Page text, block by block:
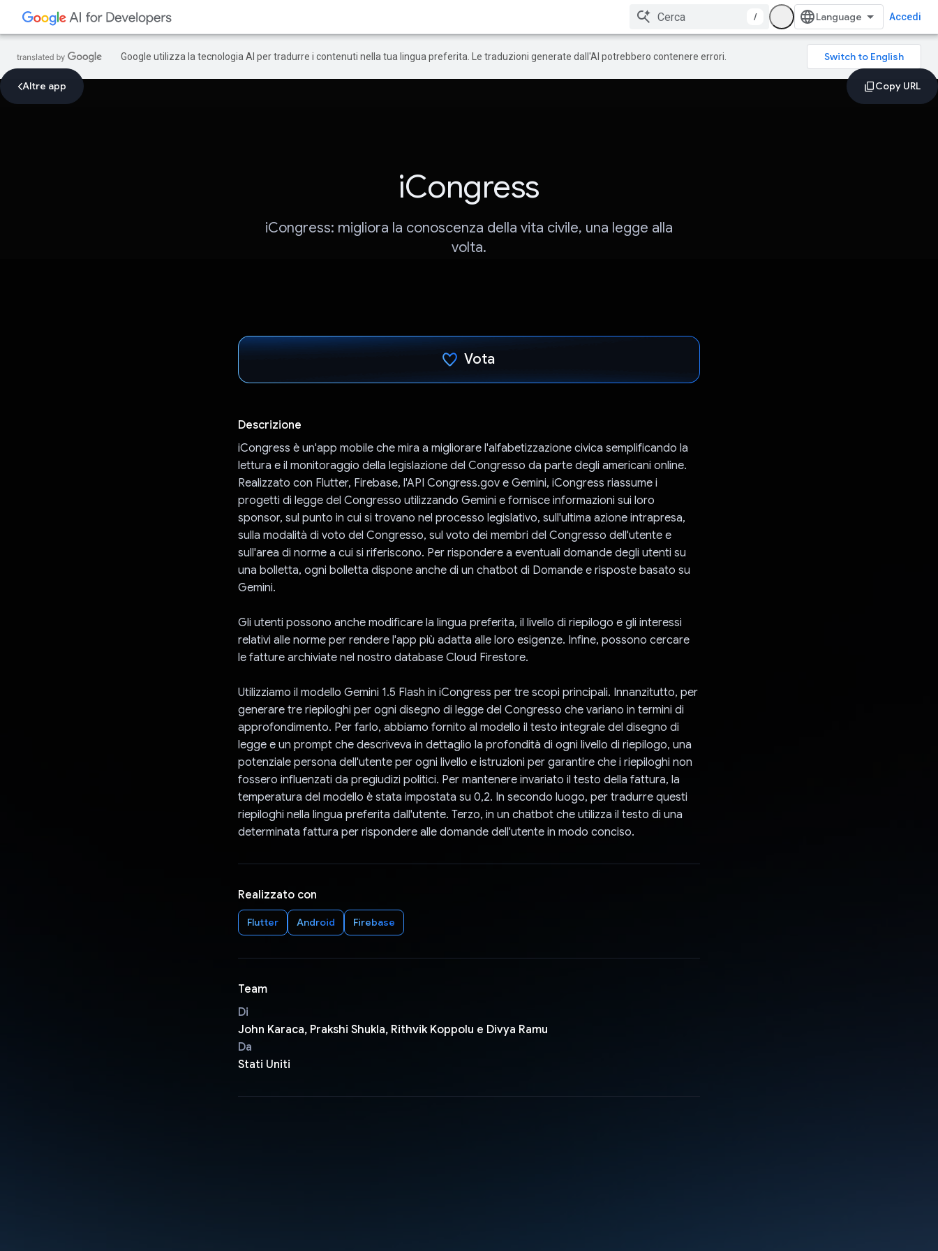
/ Accedi
Google utilizza la tecnologia AI per tradurre i contenuti nella tua lingua preferita. Le traduzioni generate dall'AI potrebbero contenere errori.
Altre app
iCongress
iCongress: migliora la conoscenza della vita civile, una legge alla
volta.
Vota
Descrizione
iCongress è un'app mobile che mira a migliorare l'alfabetizzazione civica semplificando la
lettura e il monitoraggio della legislazione del Congresso da parte degli americani online.
Realizzato con Flutter, Firebase, l'API Congress.gov e Gemini, iCongress riassume i
progetti di legge del Congresso utilizzando Gemini e fornisce informazioni sui loro
sponsor, sul punto in cui si trovano nel processo legislativo, sull'ultima azione intrapresa,
sulla modalità di voto del Congresso, sul voto dei membri del Congresso dell'utente e
sull'area di norme a cui si riferiscono. Per rispondere a eventuali domande degli utenti su
una bolletta, ogni bolletta dispone anche di un chatbot di Domande e risposte basato su
Gemini.
Gli utenti possono anche modificare la lingua preferita, il livello di riepilogo e gli interessi
relativi alle norme per rendere l'app più adatta alle loro esigenze. Infine, possono cercare
le fatture archiviate nel nostro database Cloud Firestore.
Utilizziamo il modello Gemini 1.5 Flash in iCongress per tre scopi principali. Innanzitutto, per
generare tre riepiloghi per ogni disegno di legge del Congresso che variano in termini di
approfondimento. Per farlo, abbiamo fornito al modello il testo integrale del disegno di
legge e un prompt che descriveva in dettaglio la profondità di ogni livello di riepilogo, una
potenziale persona dell'utente per ogni livello e istruzioni per garantire che i riepiloghi non
fossero influenzati da pregiudizi politici. Per mantenere invariato il testo della fattura, la
temperatura del modello è stata impostata su 0,2. In secondo luogo, per tradurre questi
riepiloghi nella lingua preferita dall'utente. Terzo, in un chatbot che utilizza il testo di una
determinata fattura per rispondere alle domande dell'utente in modo conciso.
Realizzato con
Flutter Android Firebase
Team
Di
John Karaca, Prakshi Shukla, Rithvik Koppolu e Divya Ramu
Da
Stati Uniti